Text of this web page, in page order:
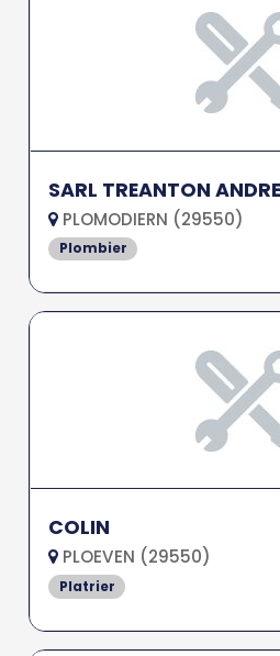
SARL TREANTON
PLOMODIERN (29550)
Plombier
COLIN
PLOEVEN (29550)
Platrier